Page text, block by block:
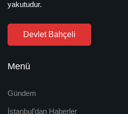
yakutudur.
Devlet Bahçeli
Menü
Gündem
İstanbul’dan Haberler